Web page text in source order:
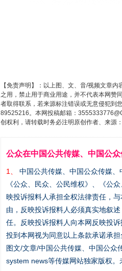
【免责声明】：以上图、文、音/视频文章
之用，禁止用于商业用途，并不代表本网赞
者取得联系，若来源标注错误或无意侵犯到
89525216。本网投稿邮箱：
创权利，请转载时务必注明原创作者、来源
公众在中国公共传媒、中国公
1、
中国公共传媒、中国公众传媒
《公众、民众、公民维权》、《公
映投诉报料人承担全权法律责任，
由，反映投诉报料人必须真实地叙
任。反映投诉报料人向本网反映投
投到本网视为同意以上条款承诺承
图文/文章/中国公共传媒、中国公
system news等传媒网站独家版权。